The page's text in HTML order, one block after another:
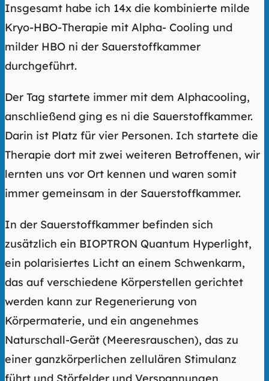
Insgesamt habe ich 14x die kombinierte milde
Kryo-HBO-Therapie mit Alpha- Cooling und
milder HBO ni der Sauerstoffkammer
durchgeführt.
Der Tag startete immer mit dem Alphacooling,
anschließend ging es ni die Sauerstoffkammer.
Darin ist Platz für vier Personen. Ich startete die
Therapie dort mit zwei weiteren Betroffenen, wir
lernten uns vor Ort kennen und waren somit
immer gemeinsam in der Sauerstoffkammer.
In der Sauerstoffkammer befinden sich
zusätzlich ein BIOPTRON Quantum Hyperlight,
ein polarisiertes Licht an einem Schwenkarm,
das auf verschiedene Körperstellen gerichtet
werden kann zur Regenerierung von
Körpermaterie, und ein angenehmes
Naturschall-Gerät (Meeresrauschen), das zu
einer ganzkörperlichen zellulären Stimulanz
führt und Störfelder und Verspannungen